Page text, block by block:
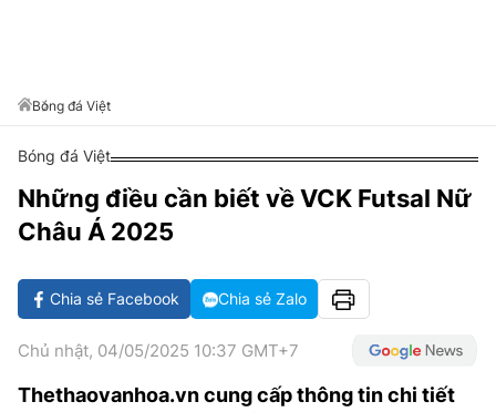
GIẢI TRÍ
CÔNG NGHIỆP VĂN HÓA
X-QUANG TIN ĐỒN
VIẾT LẠI ƯỚC MƠ
PHIM
ÂM NHẠC
KBIZ
DU LỊCH
TIN TỨC
ĐIỂM ĐẾN
ẨM THỰC
TƯ VẤN
THẾ GIỚI SAO
HIGHTECH
TIÊU ĐIỂM - SPOTLIGHT
BẠN CẦN BIẾT
Bóng đá Việt
Bóng đá Việt
Những điều cần biết về VCK Futsal Nữ
Châu Á 2025
Chia sẻ Facebook Chia sẻ Zalo
Chủ nhật, 04/05/2025 10:37 GMT+7
Thethaovanhoa.vn cung cấp thông tin chi tiết